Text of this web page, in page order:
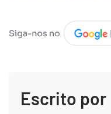
Escrito por